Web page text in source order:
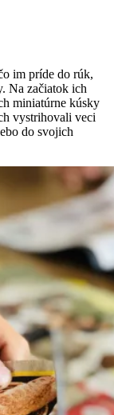
im príde do rúk,
Na začiatok ich
miniatúrne kúsky
vystrihovali veci
do svojich